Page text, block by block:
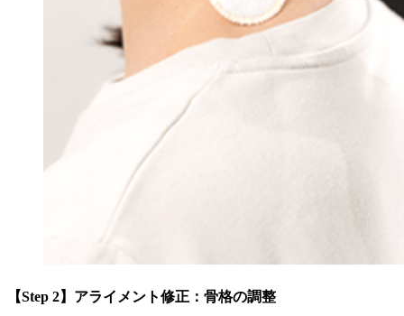
【Step 2】アライメント修正：骨格の調整